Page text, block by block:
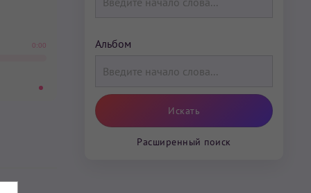
0:00 Альбом
Расширенный поиск